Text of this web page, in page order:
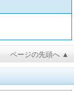
ページの先頭へ ▲